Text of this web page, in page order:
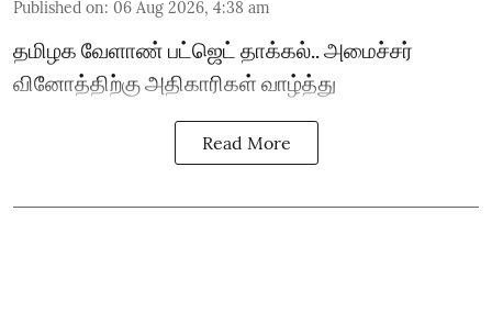
Published on: 06 Aug 2026, 4:38 am
தமிழக வேளாண் பட்ஜெட் தாக்கல்.. அமைச்சர்
வினோத்திற்கு அதிகாரிகள் வாழ்த்து
Read More